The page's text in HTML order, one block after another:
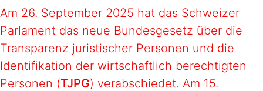
Am 26. September 2025 hat das Schweizer
Parlament das neue Bundesgesetz über die
Transparenz juristischer Personen und die
Identifikation der wirtschaftlich berechtigten
Personen (TJPG) verabschiedet. Am 15.